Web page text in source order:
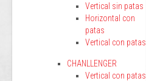
Vertical sin patas
Horizontal con
patas
Vertical con patas
CHANLLENGER
Vertical con patas